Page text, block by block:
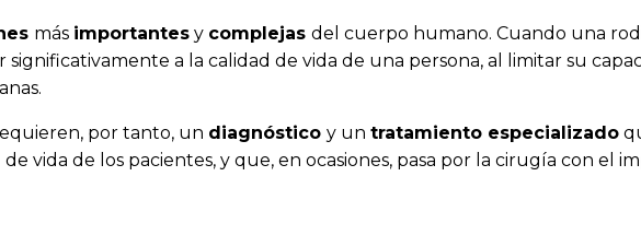
más importantes y complejas del cuerpo humano. Cuando una
a la calidad de vida de una persona, al limitar su
por tanto, un diagnóstico y un tratamiento especializado
vida de los pacientes, y que, en ocasiones, pasa por la cirugía con el